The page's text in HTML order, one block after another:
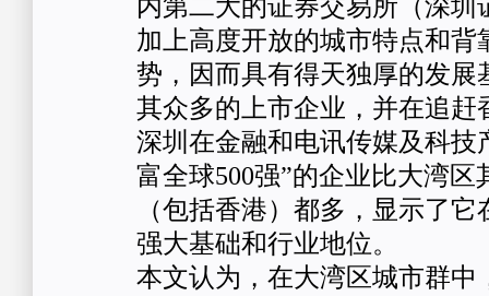
内第二大的证券交易所（深圳
加上高度开放的城市特点和背
势，因而具有得天独厚的发展
其众多的上市企业，并在追赶
深圳在金融和电讯传媒及科技
富全球500强”的企业比大湾区
（包括香港）都多，显示了
强大基础和行业地位。
本文认为，在大湾区城市群中